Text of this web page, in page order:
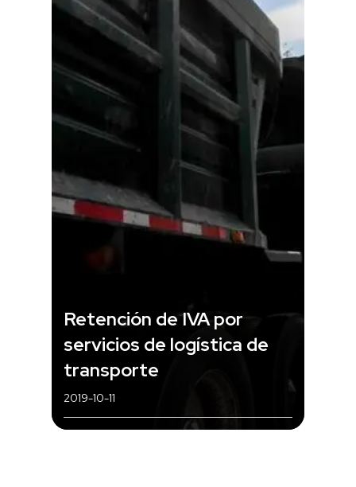
Retención de IVA por
servicios de logística de
transporte
2019-10-11